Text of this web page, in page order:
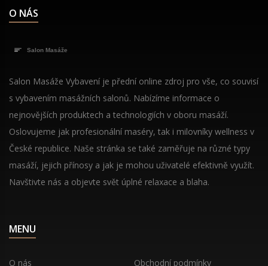
O NÁS
Salon Masáže Vybavení je přední online zdroj pro vše, co souvisí
s vybavením masážních salonů. Nabízíme informace o
nejnovějších produktech a technologiích v oboru masáží.
Oslovujeme jak profesionální maséry, tak i milovníky wellness v
České republice. Naše stránka se také zaměřuje na různé typy
masáží, jejich přínosy a jak je mohou uživatelé efektivně využít.
Navštivte nás a objevte svět úplné relaxace a blaha.
MENU
O nás Obchodní podmínky